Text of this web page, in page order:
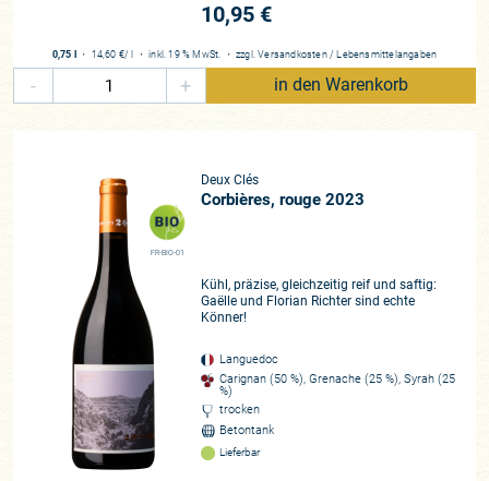
10,95 €
0,75 l ・ 14,60 €/ l ・inkl. 19 % MwSt. ・ zzgl.Versandkosten / Lebensmittelangaben
- + in den Warenkorb
FR-BIO-01
Deux Clés
Corbières, rouge 2023
Kühl, präzise, gleichzeitig reif und saftig:
Gaëlle und Florian Richter sind echte
Könner!
Languedoc
Carignan (50 %), Grenache (25 %), Syrah (25
%)
trocken
Betontank
Lieferbar